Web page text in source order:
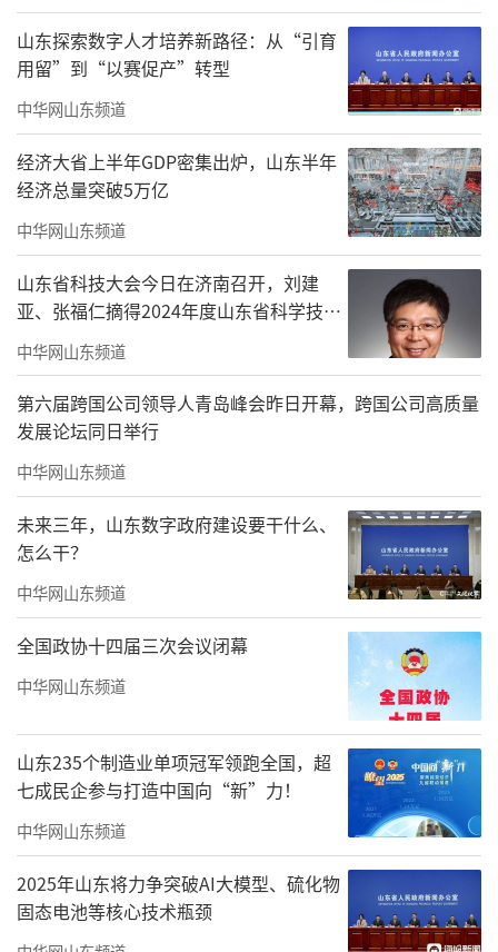
大仓桥下
山东探索数字人才培养新路径：从“引育
用留”到“以赛促产”转型
中华网山东频道
经济大省上半年GDP密集出炉，山东半年
经济总量突破5万亿
中华网山东频道
山东省科技大会今日在济南召开，刘建
亚、张福仁摘得2024年度山东省科学技术
奖最高奖！
中华网山东频道
第六届跨国公司领导人青岛峰会昨日开幕，跨国公司高质量
发展论坛同日举行
中华网山东频道
未来三年，山东数字政府建设要干什么、
怎么干？
中华网山东频道
全国政协十四届三次会议闭幕
中华网山东频道
山东235个制造业单项冠军领跑全国，超
七成民企参与打造中国向“新”力！
中华网山东频道
2025年山东将力争突破AI大模型、硫化物
固态电池等核心技术瓶颈